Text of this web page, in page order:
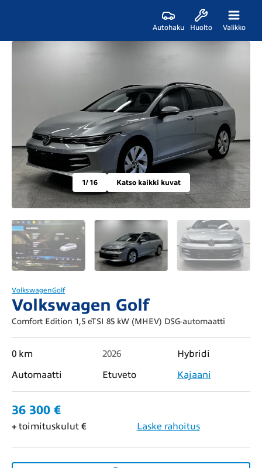
Autohaku Huolto Valikko
1/ 16 Katso kaikki kuvat
VolkswagenGolf
Volkswagen Golf
Comfort Edition 1,5 eTSI 85 kW (MHEV) DSG-automaatti
0 km 2026
Hybridi
Automaatti
Etuveto Kajaani
36 300 €
+ toimituskulut € Laske rahoitus